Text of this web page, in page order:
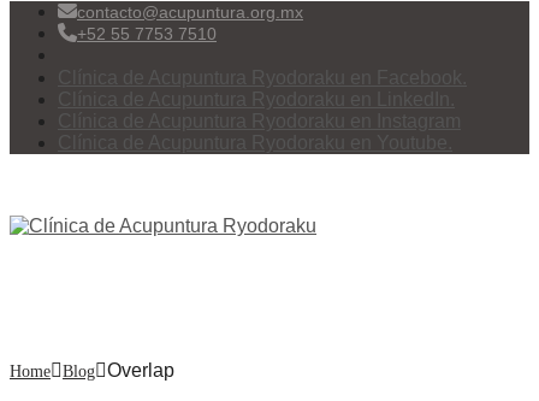
contacto@acupuntura.org.mx
+52 55 7753 7510
Clínica de Acupuntura Ryodoraku en Facebook.
Clínica de Acupuntura Ryodoraku en LinkedIn.
Clínica de Acupuntura Ryodoraku en Instagram
Clínica de Acupuntura Ryodoraku en Youtube.
Home Blog Overlap